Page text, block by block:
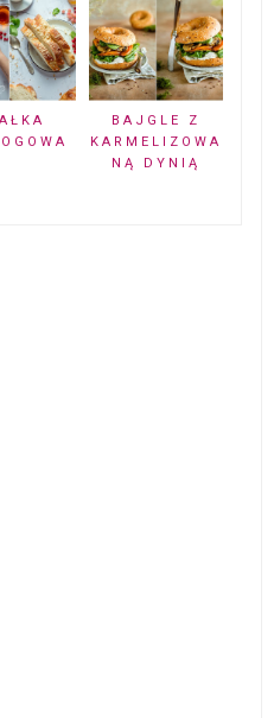
BAJGLE Z
KARMELIZOWA
NĄ DYNIĄ